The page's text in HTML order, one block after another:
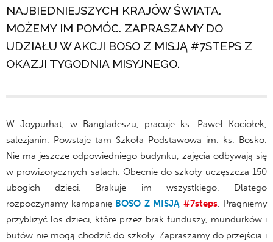
NAJBIEDNIEJSZYCH KRAJÓW ŚWIATA.
MOŻEMY IM POMÓC. ZAPRASZAMY DO
UDZIAŁU W AKCJI BOSO Z MISJĄ #7STEPS Z
OKAZJI TYGODNIA MISYJNEGO.
W Joypurhat, w Bangladeszu, pracuje ks. Paweł Kociołek,
salezjanin. Powstaje tam Szkoła Podstawowa im. ks. Bosko.
Nie ma jeszcze odpowiedniego budynku, zajęcia odbywają się
w prowizorycznych salach. Obecnie do szkoły uczęszcza 150
ubogich dzieci. Brakuje im wszystkiego. Dlatego
rozpoczynamy kampanię BOSO Z MISJĄ #7steps. Pragniemy
przybliżyć los dzieci, które przez brak funduszy, mundurków i
butów nie mogą chodzić do szkoły. Zapraszamy do przejścia i